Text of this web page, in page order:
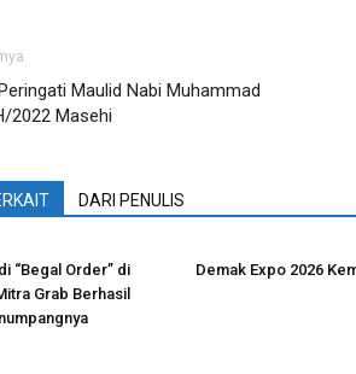
Maulid Nabi Muhammad
2022 Masehi
DARI PENULIS
“Begal Order” di
Grab Berhasil
Demak Expo 2026